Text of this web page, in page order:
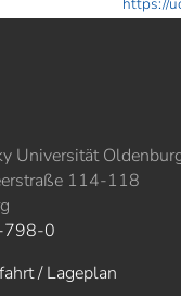
Universität
114-118
0
/ Lageplan